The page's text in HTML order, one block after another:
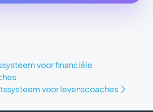
voor financiële
voor levenscoaches